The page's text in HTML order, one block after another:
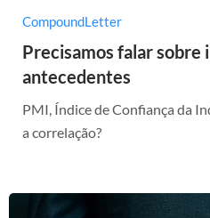
CompoundLetter
Precisamos falar sobre
antecedentes
PMI, Índice de Confiança da
a correlação?